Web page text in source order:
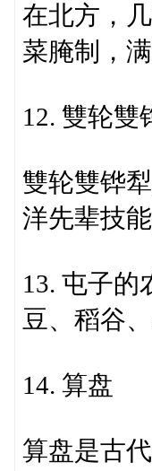
在北方，
菜腌制，
12. 雙轮雙
雙轮雙铧
洋先辈技
13. 屯子
豆、稻谷
14. 算盘
算盘是古